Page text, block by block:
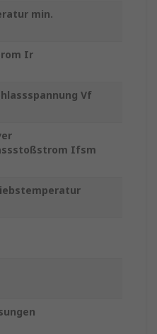
min.
Ir
Vf
Ifsm